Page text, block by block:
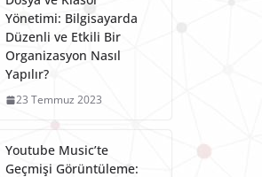
Yönetimi: Bilgisayarda
Düzenli ve Etkili Bir
Organizasyon Nasıl
Yapılır?
23 Temmuz 2023
Youtube Music’te
Geçmişi Görüntüleme: